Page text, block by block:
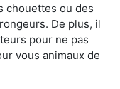
chouettes ou des
De plus, il
pour ne pas
vous animaux de